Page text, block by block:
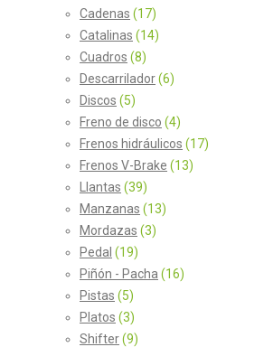
Cadenas (17)
Catalinas (14)
Cuadros (8)
Descarrilador(6)
Discos (5)
Freno de disco (4)
Frenos hidráulicos (17)
Frenos V-Brake (13)
Llantas (39)
Manzanas (13)
Mordazas (3)
Pedal (19)
Piñón - Pacha (16)
Pistas (5)
Platos (3)
Shifter(9)